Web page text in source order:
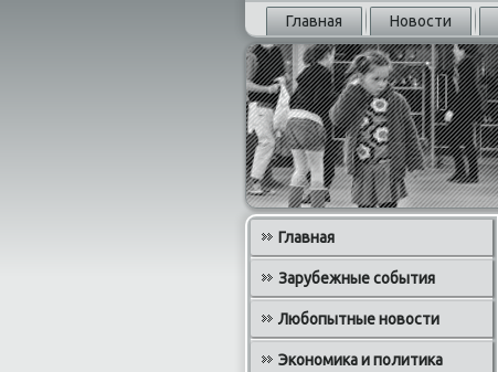
Главная Новости
Главная
Зарубежные события
Любопытные новости
Экономика и политика